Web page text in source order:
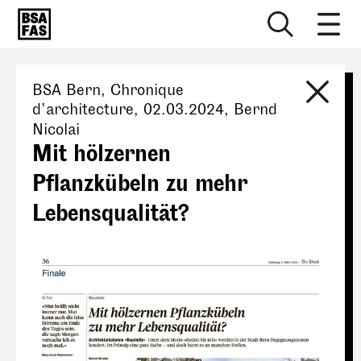
BSA Bern, Chronique
d’architecture, 02.03.2024, Bernd
Nicolai
Mit hölzernen
Pflanzkübeln zu mehr
Lebensqualität?